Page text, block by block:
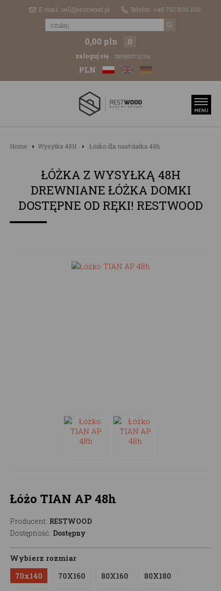
E-mail: sell@restwood.pl Telefon: +48 792 806 100
0,00 pln 0
zaloguj się zarejestruj się
PLN
Home Wysyłka 48H Łóżko dla nastolatka 48h
ŁÓŻKA Z WYSYŁKĄ 48H
DREWNIANE ŁÓŻKA DOMKI
DOSTĘPNE OD RĘKI! RESTWOOD
Łóżo TIAN AP 48h
Producent: RESTWOOD
Dostępność: Dostępny
Wybierz rozmiar
70x140
70X160 80X160 80X180